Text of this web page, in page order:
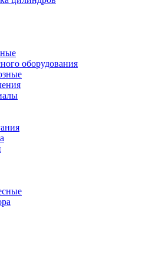
оборудования